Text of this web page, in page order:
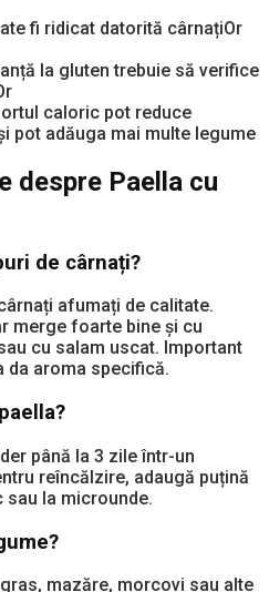
fi ridicat datorită cârnațiOr
la gluten trebuie să verifice
caloric pot reduce
pot adăuga mai multe legume
despre Paella cu
de cârnați?
afumați de calitate.
merge foarte bine și cu
cu salam uscat. Important
da aroma specifică.
până la 3 zile într-un
reîncălzire, adaugă puțină
la microunde.
mazăre, morcovi sau alte